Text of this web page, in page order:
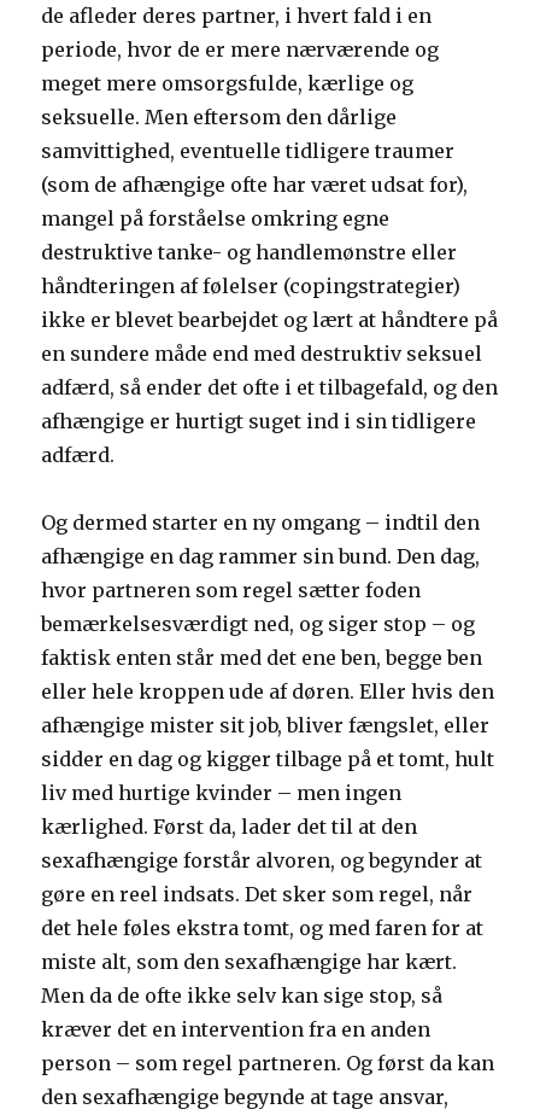
de afleder deres partner, i hvert fald i en
periode, hvor de er mere nærværende og
meget mere omsorgsfulde, kærlige og
seksuelle. Men eftersom den dårlige
samvittighed, eventuelle tidligere traumer
(som de afhængige ofte har været udsat for),
mangel på forståelse omkring egne
destruktive tanke- og handlemønstre eller
håndteringen af følelser (copingstrategier)
ikke er blevet bearbejdet og lært at håndtere på
en sundere måde end med destruktiv seksuel
adfærd, så ender det ofte i et tilbagefald, og den
afhængige er hurtigt suget ind i sin tidligere
adfærd.
Og dermed starter en ny omgang – indtil den
afhængige en dag rammer sin bund. Den dag,
hvor partneren som regel sætter foden
bemærkelsesværdigt ned, og siger stop – og
faktisk enten står med det ene ben, begge ben
eller hele kroppen ude af døren. Eller hvis den
afhængige mister sit job, bliver fængslet, eller
sidder en dag og kigger tilbage på et tomt, hult
liv med hurtige kvinder – men ingen
kærlighed. Først da, lader det til at den
sexafhængige forstår alvoren, og begynder at
gøre en reel indsats. Det sker som regel, når
det hele føles ekstra tomt, og med faren for at
miste alt, som den sexafhængige har kært.
Men da de ofte ikke selv kan sige stop, så
kræver det en intervention fra en anden
person – som regel partneren. Og først da kan
den sexafhængige begynde at tage ansvar,